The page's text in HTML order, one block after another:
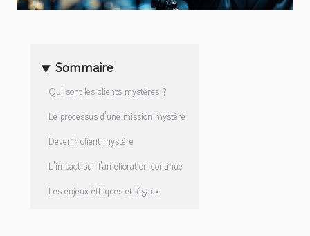
Sommaire
Qui sont les clients mystères ?
Le processus d'une mission mystère
Devenir client mystère
L'impact sur l'amélioration continue
Les enjeux éthiques et légaux